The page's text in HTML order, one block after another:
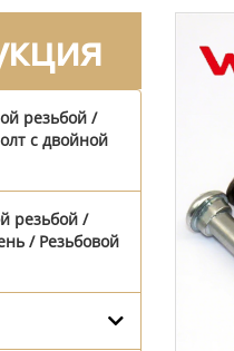
резьбой /
с двойной
резьбой /
/ Резьбовой